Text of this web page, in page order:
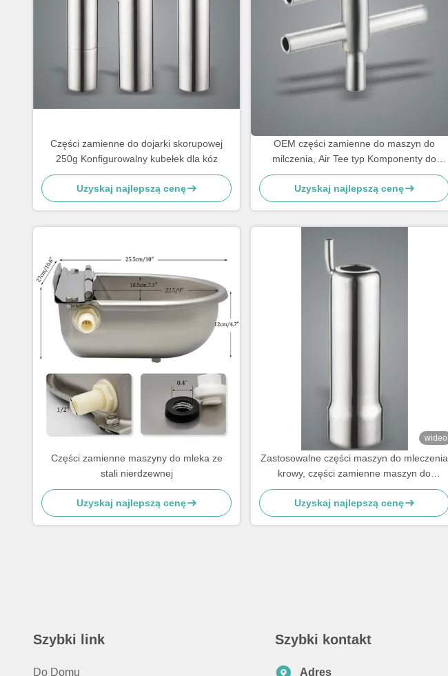
Części zamienne do dojarki skorupowej
250g Konfigurowalny kubełek dla kóz
Uzyskaj najlepszą cenę
OEM części zamienne do maszyn do
milczenia, Air Tee typ Komponenty do
maszyn do milczenia
Uzyskaj najlepszą cenę
Części zamienne maszyny do mleka ze
stali nierdzewnej
Uzyskaj najlepszą cenę
wideo
Zastosowalne części maszyn do mleczenia
krowy, części zamienne maszyn do
mleczenia w rodzaju muszli, kubki do mleka
Uzyskaj najlepszą cenę
Szybki link
Do Domu
Szybki kontakt
Adres